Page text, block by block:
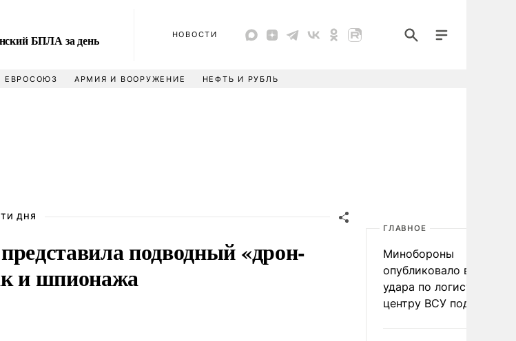
БПЛА за день НОВОСТИ
ЕВРОСОЮЗ АРМИЯ И ВООРУЖЕНИЕ НЕФТЬ И РУБЛЬ
ДНЯ
подводный «дрон-
и шпионажа
ГЛАВНОЕ
Минобороны
опубликовало видео
удара по
центру ВСУ под Киевом